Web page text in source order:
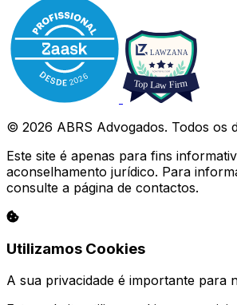
© 2026 ABRS Advogados. Todos os
Este site é apenas para fins
aconselhamento jurídico. Para
consulte a página de contactos.
Utilizamos Cookies
A sua privacidade é importante para